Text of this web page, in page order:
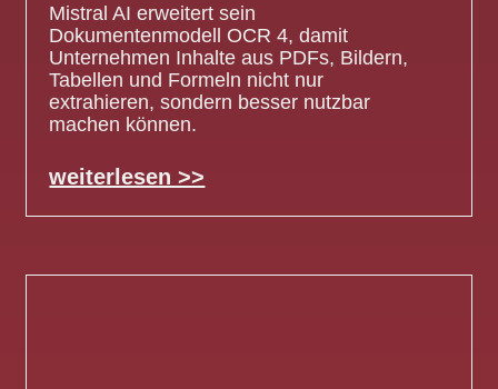
Mistral AI erweitert sein
Dokumentenmodell OCR 4, damit
Unternehmen Inhalte aus PDFs, Bildern,
Tabellen und Formeln nicht nur
extrahieren, sondern besser nutzbar
machen können.
weiterlesen >>